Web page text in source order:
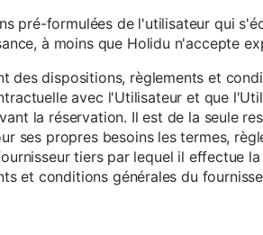
pré-formulées de l'utilisateur qui
à moins que Holidu n'accepte
des dispositions, règlements et
avec l'Utilisateur et que
la réservation. Il est de la seule
ses propres besoins les termes,
tiers par lequel il effectue
et conditions générales du